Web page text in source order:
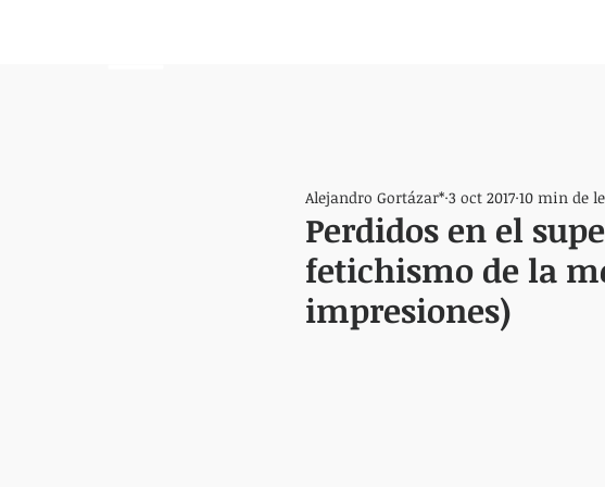
Perdidos en el
fetichismo de la
impresiones)
Alejandro Gortázar* 3 oct 2017 10 min de